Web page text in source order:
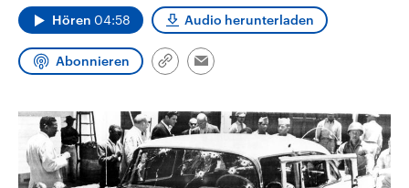
Landtag. Seit 2021 wird das
Bundesland von einer Koalition aus
CDU, SPD und FDP regiert.-
Umfragen, Prognosen,
Wahlprogramme, aktuelle Berichte
Wahl.
den mächtigsten Ländern
mit großem Einfluss auf
aktuelle Weltgeschehen.
Audio-Archiv
Hören 04:58 Audio herunterladen
Abonnieren
Link
Email